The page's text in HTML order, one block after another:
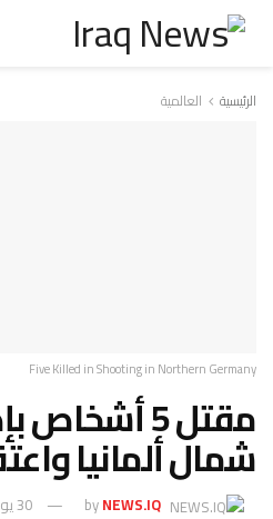
الرئيسية العالمية
Five Killed in Shooting in Northern Germany
مقتل 5
شمال ألمانيا
byNEWS.IQ 30 يونيو، 2026